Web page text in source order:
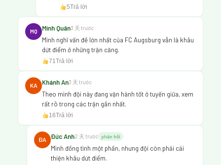
5Trả lời
MQ Minh Quân3 天 trước
Mình nghĩ vấn đề lớn nhất của FC Augsburg vẫn là khâu
dứt điểm ở những trận căng.
71 Trả lời
KA Khánh An3 天 trước
Theo mình đội này đang vận hành tốt ở tuyến giữa, xem
rất rõ trong các trận gần nhất.
16Trả lời
ĐA Đức Anh2 天 trước phản hồi
Mình đồng tình một phần, nhưng đội còn phải cải
thiện khâu dứt điểm.